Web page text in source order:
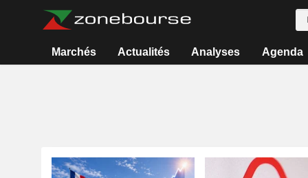
Marchés Actualités Analyses Agenda